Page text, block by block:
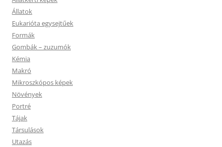
Állatok
Eukarióta egysejtűek
Formák
Gombák – zuzumók
Kémia
Makró
Mikroszkópos képek
Növények
Portré
Tájak
Társulások
Utazás